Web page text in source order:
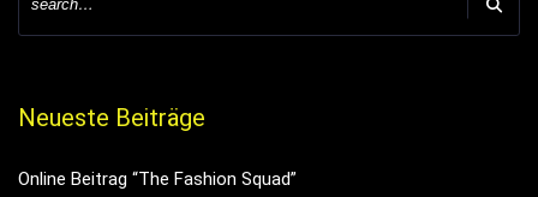
Neueste Beiträge
Online Beitrag “The Fashion Squad”